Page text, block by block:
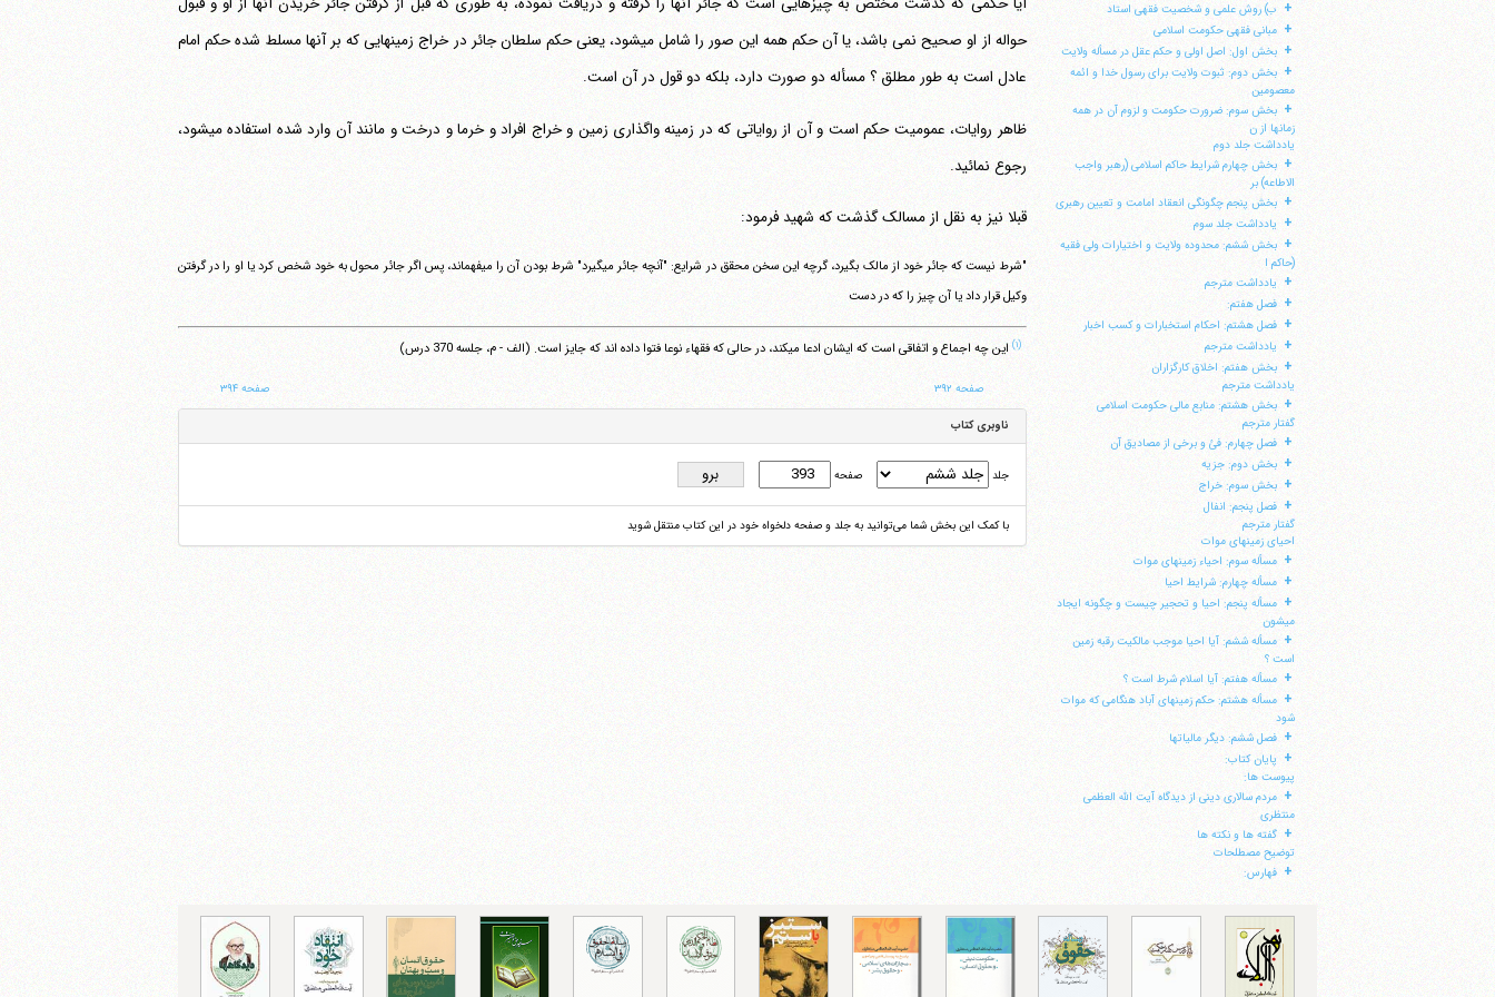
+ ب) روش علمی و شخصیت فقهی استاد
+ مبانی فقهی حکومت اسلامی
+ بخش اول: اصل اولی و حکم عقل در مسأله ولایت
+ بخش دوم: ثبوت ولایت برای رسول خدا و ائمه
معصومین
+ بخش سوم: ضرورت حکومت و لزوم آن در همه
زمانها از ن
یادداشت جلد دوم
+ بخش چهارم شرایط حاکم اسلامی (رهبر واجب
الاطاعه) بر
+ بخش پنجم چگونگی انعقاد امامت و تعیین رهبری
+ یادداشت جلد سوم
+ بخش ششم: محدوده ولایت و اختیارات ولی فقیه
(حاکم ا
+ یادداشت مترجم
+ فصل هفتم:
+ فصل هشتم: احکام استخبارات و کسب اخبار
+ یادداشت مترجم
+ بخش هفتم: اخلاق کارگزاران
یادداشت مترجم
+ بخش هشتم: منابع مالی حکومت اسلامی
گفتار مترجم
+ فصل چهارم: فئ و برخی از مصادیق آن
+ بخش دوم: جزیه
+ بخش سوم: خراج
+ فصل پنجم: انفال
گفتار مترجم
احیای زمینهای موات
+ مسأله سوم: احیاء زمینهای موات
+ مسأله چهارم: شرایط احیا
+ مسأله پنجم: احیا و تحجیر چیست و چگونه ایجاد
می‎شون
+ مسأله ششم: آیا احیا موجب مالکیت رقبه زمین
است ؟
+ مسأله هفتم: آیا اسلام شرط است ؟
+ مسأله هشتم: حکم زمینهای آباد هنگامی که موات
شود
+ فصل ششم: دیگر مالیاتها
+ پایان کتاب:
پیوست ها:
+ مردم سالاری دینی از دیدگاه آیت الله العظمی
منتظری
+ گفته ها و نکته ها
توضیح مصطلحات
+ فهارس:
حواله از او صحیح نمی باشد، یا آن حکم همه این صور را شامل می‎شود، یعنی حکم سلطان جائر در خراج زمینهایی که بر آنها مسلط شده حکم امام
عادل است به طور مطلق ؟ مسأله دو صورت دارد، بلکه دو قول در آن است.
ظاهر روایات، عمومیت حکم است و آن از روایاتی که در زمینه واگذاری زمین و خراج افراد و خرما و درخت و مانند آن وارد شده استفاده می‎شود،
رجوع نمائید.
قبلا نیز به نقل از مسالک گذشت که شهید فرمود:
"شرط نیست که جائر خود از مالک بگیرد، گرچه این سخن محقق در شرایع: "آنچه جائر می‎گیرد" شرط بودن آن را می‎فهماند، پس اگر جائر محول به خود شخص کرد یا او را در گرفتن
وکیل قرار داد یا آن چیز را که در دست
(۱) این چه اجماع و اتفاقی است که ایشان ادعا می‎کند، در حالی که فقهاء نوعا فتوا داده اند که جایز است. (الف - م، جلسه 370 درس)
صفحه ۳۹۲ صفحه ۳۹۴
ناوبری کتاب
جلد صفحه
با کمک این بخش شما می‌توانید به جلد و صفحه دلخواه خود در این کتاب منتقل شوید
فکس37740015-25-98+